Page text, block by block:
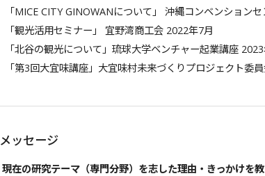
「MICE CITY GINOWANについて」 沖縄コンベンション
「観光活用セミナー」 宜野湾商工会 2022年7月
「北谷の観光について」琉球大学ベンチャー起業講座
「第3回大宜味講座」大宜味村未来づくりプロジェクト委
メッセージ
現在の研究テーマ（専門分野）を志した理由・きっかけを